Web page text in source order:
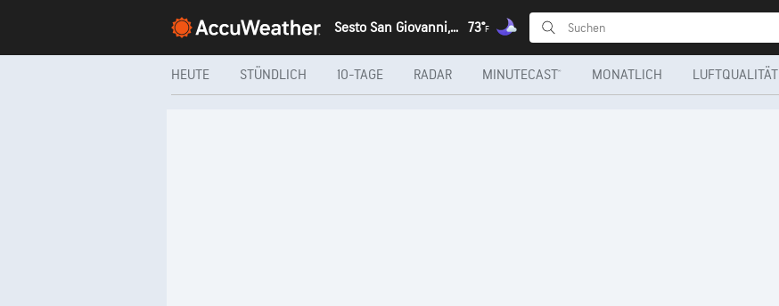
Sesto San Giovanni, Lombardei 73°F
HEUTE STÜNDLICH 10-TAGE RADAR MINUTECAST® MONATLICH LUFTQUALITÄT